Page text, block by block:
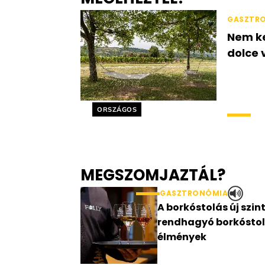
Helyszín címkék:
ORSZÁGOS
Nem
dolce
MEGSZOMJAZTÁL?
GASZTRONÓMIA
A borkóstolás új
rendhagyó
élmények